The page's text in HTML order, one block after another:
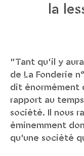
la
"Tant qu'il y
de La Fonderie
dit énormément
rapport au
société. Il nous
éminemment
qu'une société